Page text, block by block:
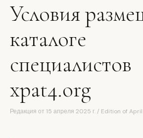
Условия
каталоге
специалистов
xpat4.org
Редакция от 15 апреля 2025 г. / Edition of